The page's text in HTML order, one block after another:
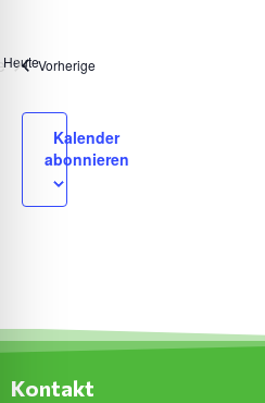
VorherigeVeranstaltungen
Heute
Kalender
abonnieren
Kontakt